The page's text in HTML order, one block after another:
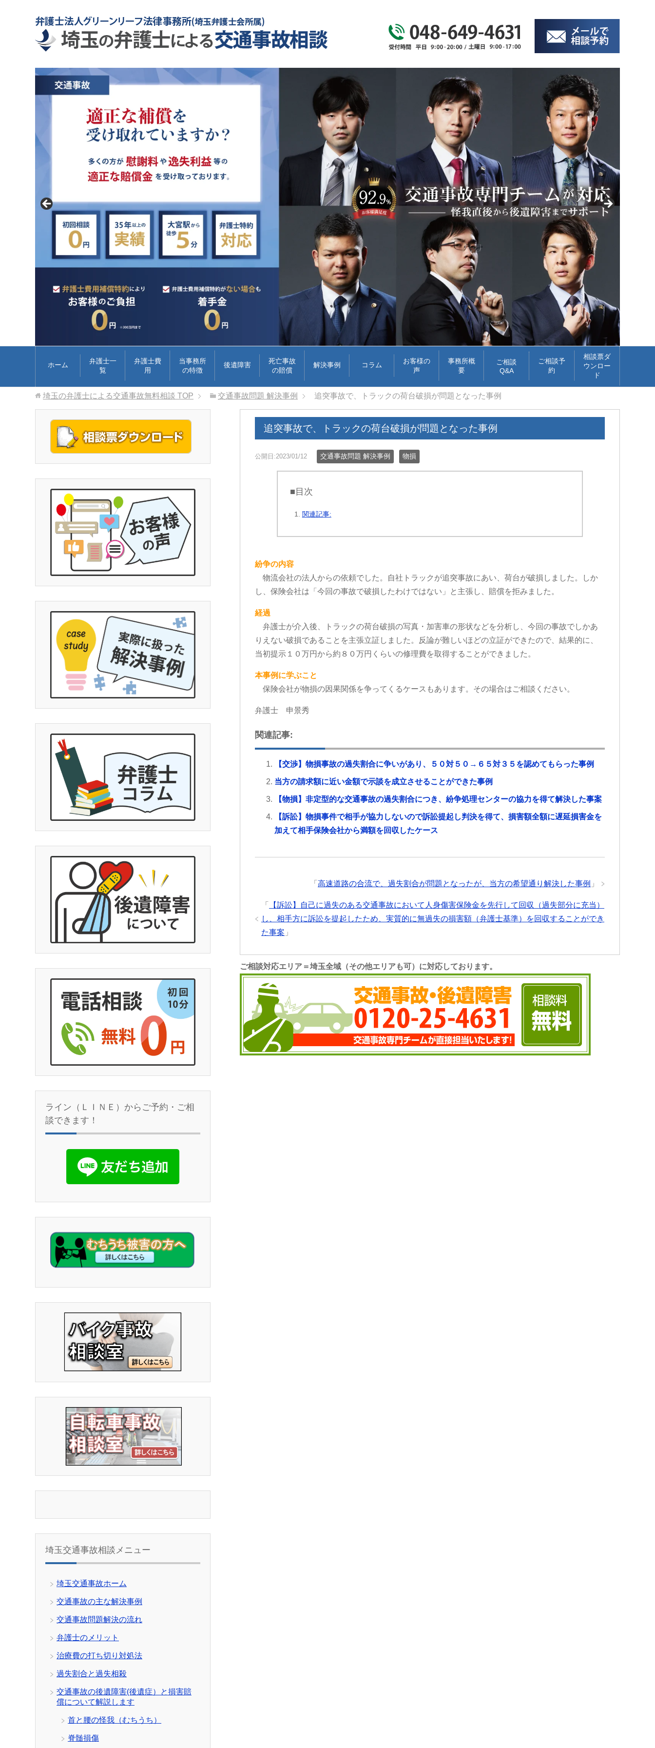
ホーム
弁護士一
覧
弁護士費
用
当事務所
の特徴
後遺障害
死亡事故
の賠償
解決事例 コラム
お客様の
声
事務所概
要
ご相談
Q&A
ご相談予
約
相談票ダ
ウンロー
ド
埼玉の弁護士による交通事故無料相談 TOP 交通事故問題 解決事例 追突事故で、トラックの荷台破損が問題となった事例
追突事故で、トラックの荷台破損が問題となった事例
公開日:2023/01/12 交通事故問題 解決事例 物損
■目次
関連記事:
紛争の内容
物流会社の法人からの依頼でした。自社トラックが追突事故にあい、荷台が破損しました。しか
し、保険会社は「今回の事故で破損したわけではない」と主張し、賠償を拒みました。
経過
弁護士が介入後、トラックの荷台破損の写真・加害車の形状などを分析し、今回の事故でしかあ
りえない破損であることを主張立証しました。反論が難しいほどの立証ができたので、結果的に、
当初提示１０万円から約８０万円くらいの修理費を取得することができました。
本事例に学ぶこと
保険会社が物損の因果関係を争ってくるケースもあります。その場合はご相談ください。
弁護士 申景秀
関連記事:
【交渉】物損事故の過失割合に争いがあり、５０対５０→６５対３５を認めてもらった事例
当方の請求額に近い金額で示談を成立させることができた事例
【物損】非定型的な交通事故の過失割合につき、紛争処理センターの協力を得て解決した事案
【訴訟】物損事件で相手が協力しないので訴訟提起し判決を得て、損害額全額に遅延損害金を
加えて相手保険会社から満額を回収したケース
「 高速道路の合流で、過失割合が問題となったが、当方の希望通り解決した事例 」
「
【訴訟】自己に過失のある交通事故において人身傷害保険金を先行して回収（過失部分に充当）
し、相手方に訴訟を提起したため、実質的に無過失の損害額（弁護士基準）を回収することができ
た事案 」
ご相談対応エリア＝埼玉全域（その他エリアも可）に対応しております。
ライン（ＬＩＮＥ）からご予約・ご相
談できます！
埼玉交通事故相談メニュー
埼玉交通事故ホーム
交通事故の主な解決事例
交通事故問題解決の流れ
弁護士のメリット
治療費の打ち切り対処法
過失割合と過失相殺
交通事故の後遺障害(後遺症）と損害賠
償について解説します
首と腰の怪我（むちうち）
脊髄損傷